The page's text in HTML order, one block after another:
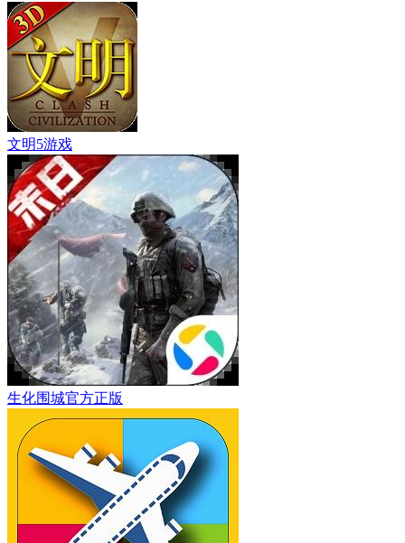
文明5游戏
生化围城官方正版